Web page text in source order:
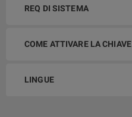
REQ DI SISTEMA
COME ATTIVARE LA CHIAVE
LINGUE